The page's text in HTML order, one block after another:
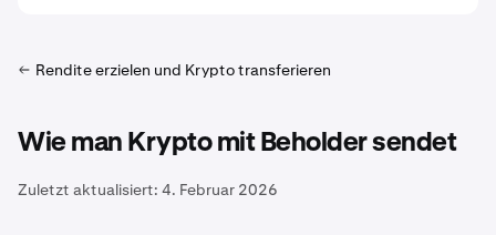
Rendite erzielen und Krypto transferieren
Wie man Krypto mit Beholder sendet
Zuletzt aktualisiert: 4. Februar 2026